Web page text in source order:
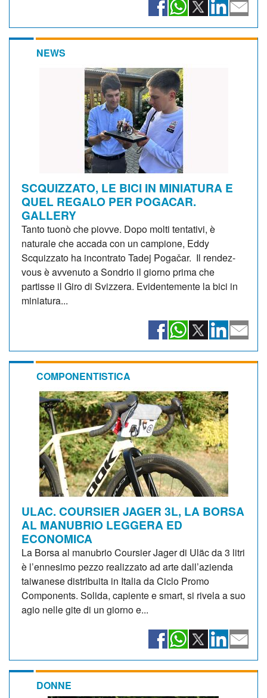
NEWS
SCQUIZZATO, LE BICI IN MINIATURA E
QUEL REGALO PER POGACAR.
GALLERY
Tanto tuonò che piovve. Dopo molti tentativi, è
naturale che accada con un campione, Eddy
Scquizzato ha incontrato Tadej Pogačar. Il rendez-
vous è avvenuto a Sondrio il giorno prima che
partisse il Giro di Svizzera. Evidentemente la bici in
miniatura...
COMPONENTISTICA
ULAC. COURSIER JAGER 3L, LA BORSA
AL MANUBRIO LEGGERA ED
ECONOMICA
La Borsa al manubrio Coursier Jager di Uläc da 3 litri
è l’ennesimo pezzo realizzato ad arte dall’azienda
taiwanese distribuita in Italia da Ciclo Promo
Components. Solida, capiente e smart, si rivela a suo
agio nelle gite di un giorno e...
DONNE